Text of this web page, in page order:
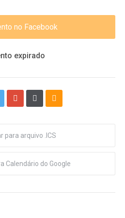
no Facebook
expirado
para arquivo .ICS
Calendário do Google